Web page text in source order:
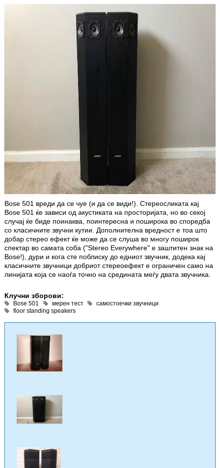
Bose 501 вреди да се чуе (и да се види!). Стереосликата кај
Bose 501 ќе зависи од акустиката на просторијата, но во секој
случај ќе биде поинаква, поинтересна и поширока во споредба
со класичните звучни кутии. Дополнителна вредност е тоа што
добар стерео ефект ќе може да се слуша во многу поширок
спектар во самата соба ("Stereo Everywhere" е заштитен знак на
Bose!), дури и кога сте поблиску до едниот звучник, додека кај
класичните звучници добриот стереоефект е ограничен само на
линијата која се наоѓа точно на средината меѓу двата звучника.
Клучни зборови:
Bose 501 мерен тест
самостоечки звучници
floor standing speakers